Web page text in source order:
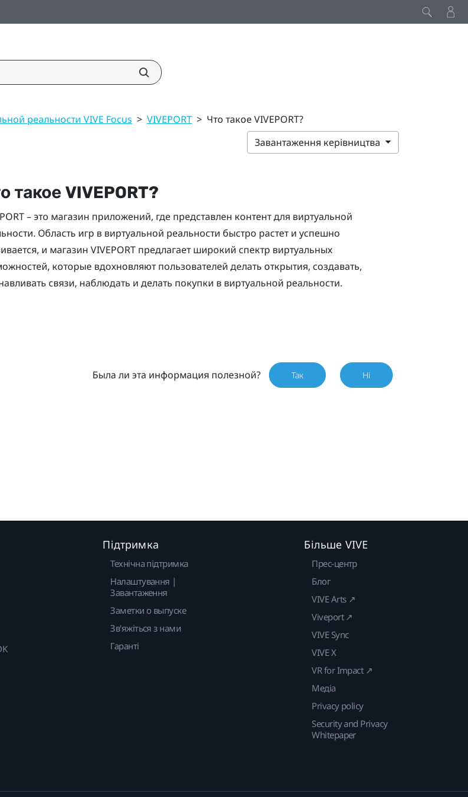
реальности VIVE Focus > VIVEPORT > Что такое VIVEPORT?
Завантаження керівництва
такое VIVEPORT?
– это магазин приложений, где представлен контент для виртуальной
Область игр в виртуальной реальности быстро растет и успешно
и магазин VIVEPORTпредлагает широкий спектр виртуальных
которые вдохновляют пользователей делать открытия, создавать,
связи, наблюдать и делать покупки в виртуальной реальности.
Была ли эта информация полезной? Так Ні
Підтримка
Технічна підтримка
Налаштування |
Завантаження
Заметки о выпуске
Зв'яжіться з нами
Гаранті
Більше VIVE
Прес-центр
Блог
VIVE Arts ↗
Viveport ↗
VIVE Sync
VIVE X
VR for Impact ↗
Медіа
Privacy policy
Security and Privacy
Whitepaper